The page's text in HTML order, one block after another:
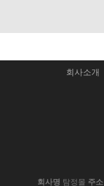
회사소개
회사명 탐정몰 주소